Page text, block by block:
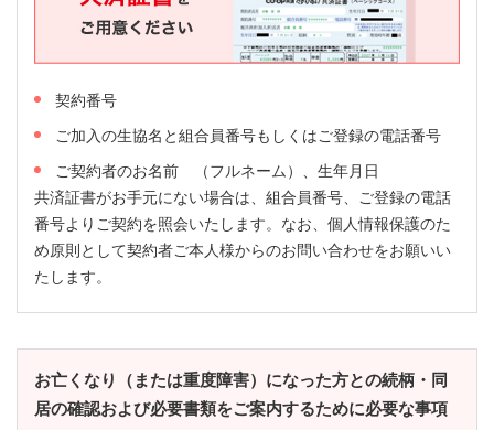
契約番号
ご加入の生協名と組合員番号もしくはご登録の電話番号
ご契約者のお名前 （フルネーム）、生年月日
共済証書がお手元にない場合は、組合員番号、ご登録の電話
番号よりご契約を照会いたします。なお、個人情報保護のた
め原則として契約者ご本人様からのお問い合わせをお願いい
たします。
お亡くなり（または重度障害）になった方との続柄・同
居の確認および必要書類をご案内するために必要な事項